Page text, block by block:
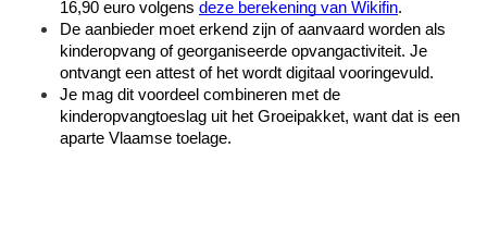
16,90 euro volgens deze berekening van Wikifin.
De aanbieder moet erkend zijn of aanvaard worden als
kinderopvang of georganiseerde opvangactiviteit. Je
ontvangt een attest of het wordt digitaal vooringevuld.
Je mag dit voordeel combineren met de
kinderopvangtoeslag uit het Groeipakket, want dat is een
aparte Vlaamse toelage.